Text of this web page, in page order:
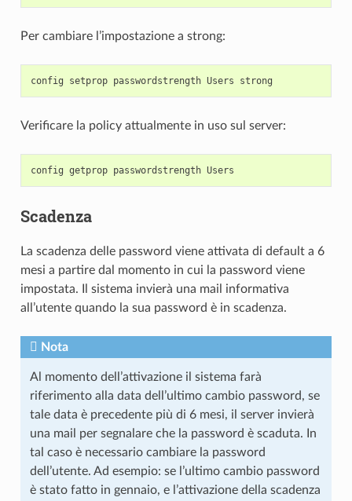
Per cambiare l’impostazione a strong:
Verificare la policy attualmente in uso sul server:
Scadenza
La scadenza delle password viene attivata di default a 6
mesi a partire dal momento in cui la password viene
impostata. Il sistema invierà una mail informativa
all’utente quando la sua password è in scadenza.
Nota
Al momento dell’attivazione il sistema farà
riferimento alla data dell’ultimo cambio password, se
tale data è precedente più di 6 mesi, il server invierà
una mail per segnalare che la password è scaduta. In
tal caso è necessario cambiare la password
dell’utente. Ad esempio: se l’ultimo cambio password
è stato fatto in gennaio, e l’attivazione della scadenza